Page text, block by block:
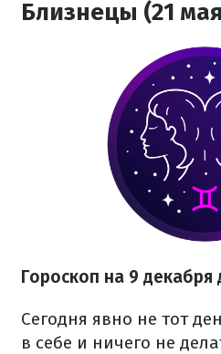
Близнецы (21
Гороскоп на 9 декабря
Сегодня явно не тот
в себе и ничего не